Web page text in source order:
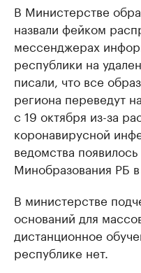
В Министерстве
назвали фейком
мессенджерах
республики на
писали, что все
региона переведут
с 19 октября из-за
коронавирусной
ведомства
Минобразования РБ в
В министерстве
оснований для
дистанционное
республике нет.